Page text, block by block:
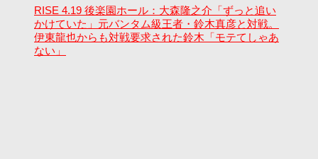
RISE 4.19 後楽園ホール：大森隆之介「ずっと追い
かけていた」元バンタム級王者・鈴木真彦と対戦。
伊東龍也からも対戦要求された鈴木「モテてしゃあ
ない」